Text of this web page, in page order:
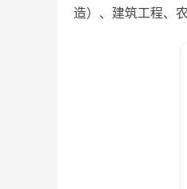
造）、建筑工程、